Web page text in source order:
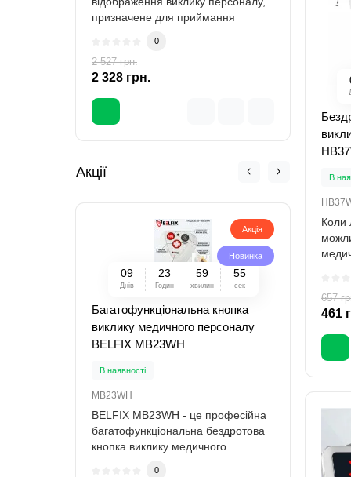
призначене для приймання
0
2 527 грн.
2 328 грн.
Акції
Акція
Новинка
09
Днів
23
Годин
59
хвилин
53
сек
Багатофункціональна кнопка
виклику медичного персоналу
BELFIX MB23WH
В наявності
MB23WH
BELFIX MB23WH - це професійна
багатофункціональна бездротова
кнопка виклику медичного
0
В
Коли
657
461